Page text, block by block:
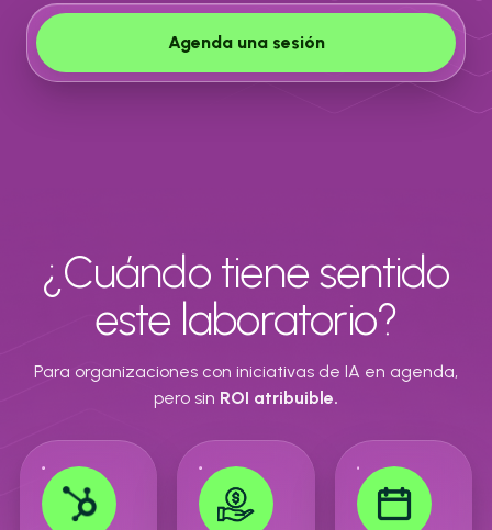
Agenda una sesión
¿Cuándo tiene sentido
este laboratorio?
Para organizaciones con iniciativas de IA en agenda,
pero sin ROI atribuible.